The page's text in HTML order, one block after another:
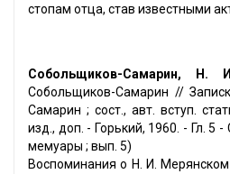
стопам отца, став известными
Собольщиков-Самарин, Н. И
Собольщиков-Самарин //
Самарин ; сост., авт. вступ.
изд., доп. - Горький, 1960. - Гл. 5
мемуары ; вып. 5)
Воспоминания о Н. И. Мерянском